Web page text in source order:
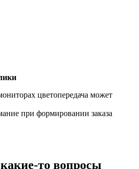
цветопередача может
при формировании заказа
то вопросы